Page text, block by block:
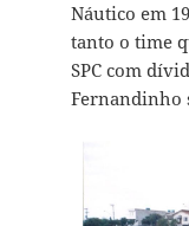
Náutico em
tanto o time
SPC com
Fernandinho